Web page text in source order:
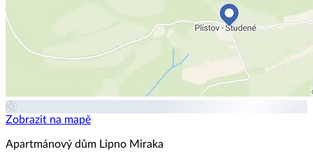
Zobrazit na mapě
Apartmánový dům Lipno Miraka